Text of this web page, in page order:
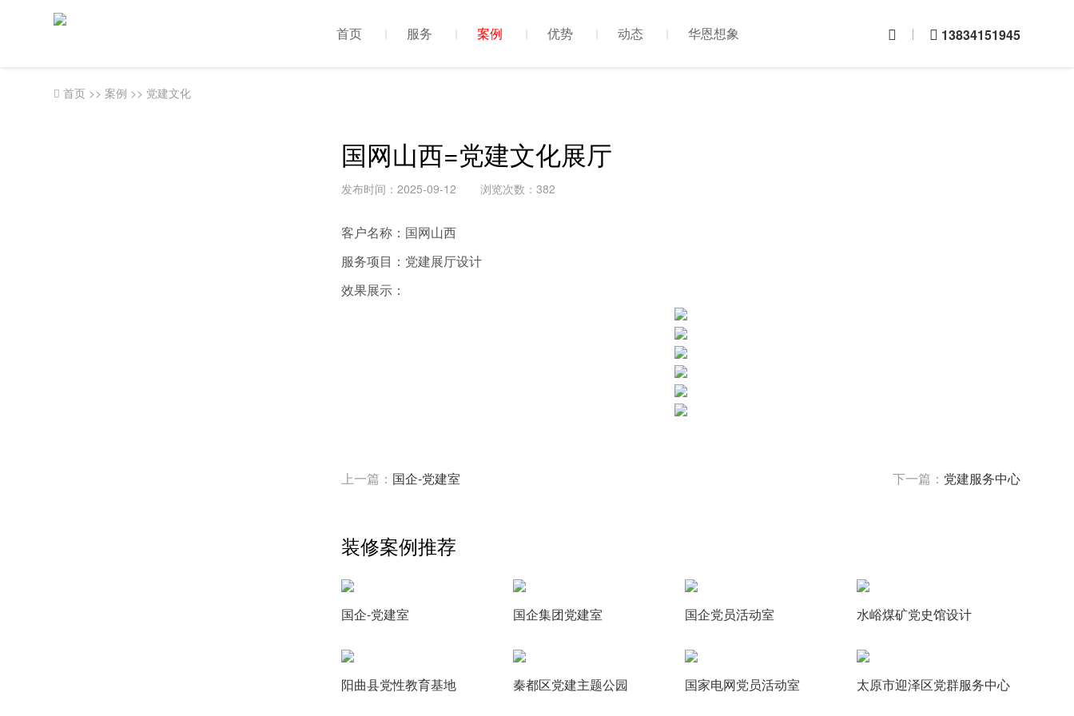
首页 服务 案例 优势 动态 华恩想象 13834151945
首页 >>案例 >> 党建文化
国网山西=党建文化展厅
发布时间：2025-09-12 浏览次数：382
客户名称：国网山西
服务项目：党建展厅设计
效果展示：
上一篇： 国企-党建室 下一篇： 党建服务中心
装修案例推荐
国企-党建室 国企集团党建室 国企党员活动室 水峪煤矿党史馆设计
阳曲县党性教育基地 秦都区党建主题公园 国家电网党员活动室 太原市迎泽区党群服务中心